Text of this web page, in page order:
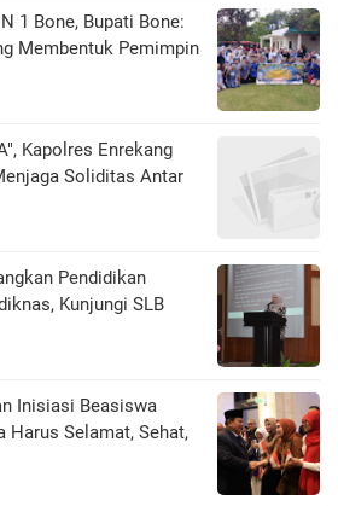
1 Bone, Bupati Bone:
Membentuk Pemimpin
Kapolres Enrekang
Soliditas Antar
Pendidikan
Kunjungi SLB
Inisiasi Beasiswa
Harus Selamat, Sehat,